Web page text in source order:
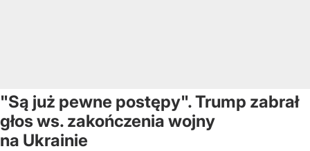
"Są już pewne postępy". Trump zabrał
głos ws. zakończenia wojny
na Ukrainie